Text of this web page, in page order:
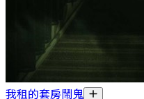
我租的套房鬧鬼